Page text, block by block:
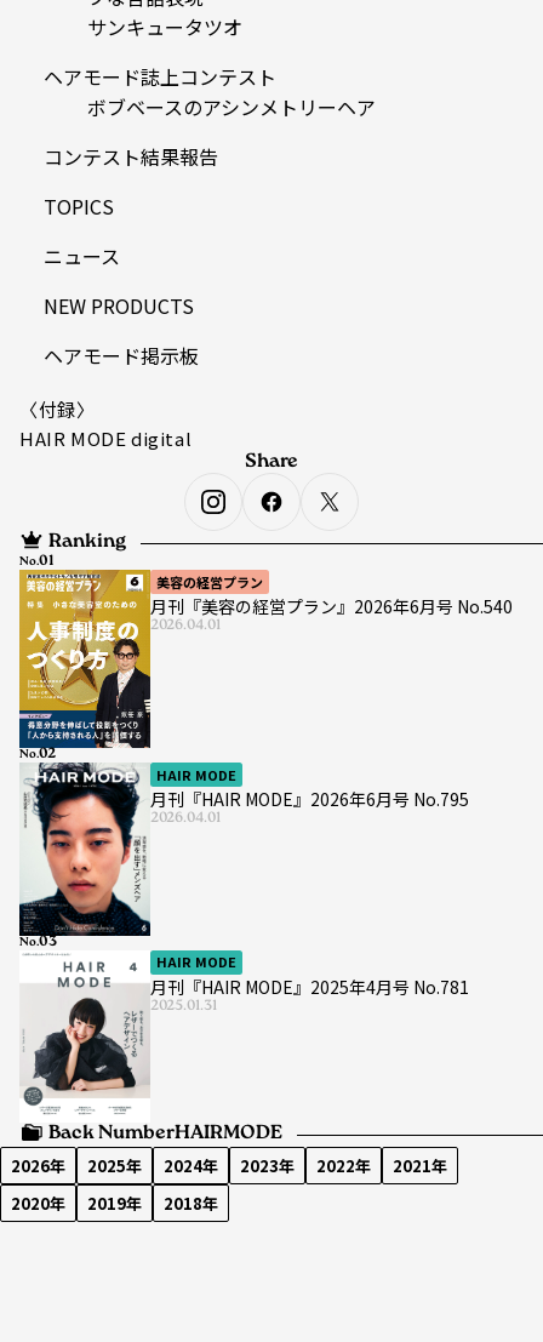
サンキュータツオ
ヘアモード誌上コンテスト
ボブベースのアシンメトリーヘア
コンテスト結果報告
TOPICS
ニュース
NEW PRODUCTS
ヘアモード掲示板
〈付録〉
HAIR MODE digital
Ranking
美容の経営プラン
月刊『美容の経営プラン』2026年6月号 No.540
2026.04.01
No.
HAIR MODE
月刊『HAIR MODE』2026年6月号 No.795
2026.04.01
No.
HAIR MODE
月刊『HAIR MODE』2025年4月号 No.781
2025.01.31
No.
Back NumberHAIRMODE
2026年 2025年 2024年 2023年 2022年
2021年
2020年
2019年 2018年
Share